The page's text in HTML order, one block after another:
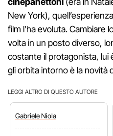
New York),
film l’ha evoluta. Cambiare
volta in un posto diverso,
costante il protagonista, lui
gli orbita intorno è la novità
LEGGI ALTRO DI QUESTO AUTORE
GabrieleNiola